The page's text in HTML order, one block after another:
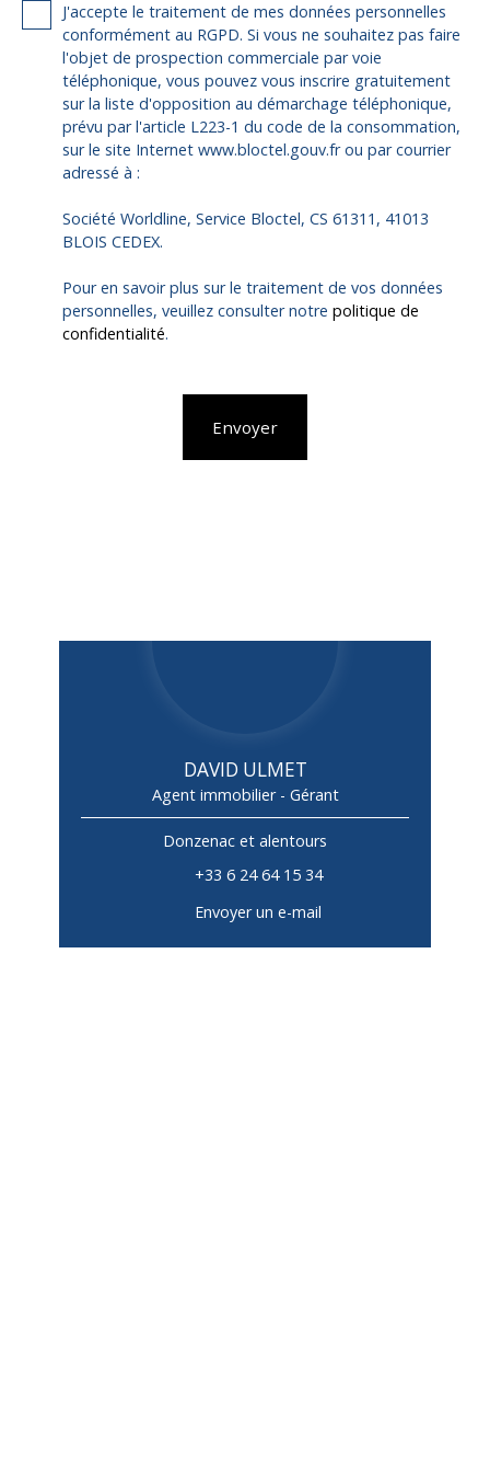
J'accepte le traitement de mes données personnelles
conformément au RGPD. Si vous ne souhaitez pas faire
l'objet de prospection commerciale par voie
téléphonique, vous pouvez vous inscrire gratuitement
sur la liste d'opposition au démarchage téléphonique,
prévu par l'article L223-1 du code de la consommation,
sur le site Internet www.bloctel.gouv.fr ou par courrier
adressé à :
Société Worldline, Service Bloctel, CS 61311, 41013
BLOIS CEDEX.
Pour en savoir plus sur le traitement de vos données
personnelles, veuillez consulter notre politique de
confidentialité.
Envoyer
DAVID ULMET
Agent immobilier - Gérant
Donzenac et alentours
+33 6 24 64 15 34
Envoyer un e-mail